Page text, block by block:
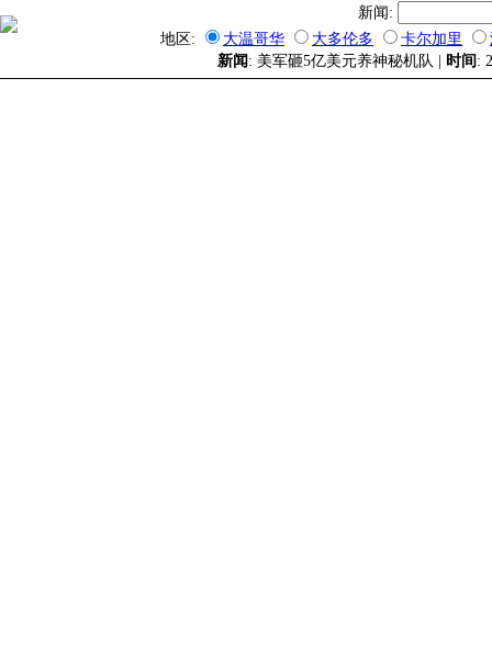
新闻:
地区:
大温哥华 大多伦多 卡尔加里
新闻 : 美军砸5亿美元养神秘机队 | 时间 :